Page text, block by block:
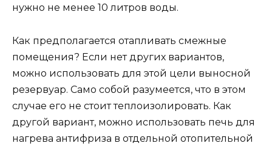
нужно не менее 10 литров воды.
Как предполагается отапливать смежные
помещения? Если нет других вариантов,
можно использовать для этой цели выносной
резервуар. Само собой разумеется, что в этом
случае его не стоит теплоизолировать. Как
другой вариант, можно использовать печь для
нагрева антифриза в отдельной отопительной